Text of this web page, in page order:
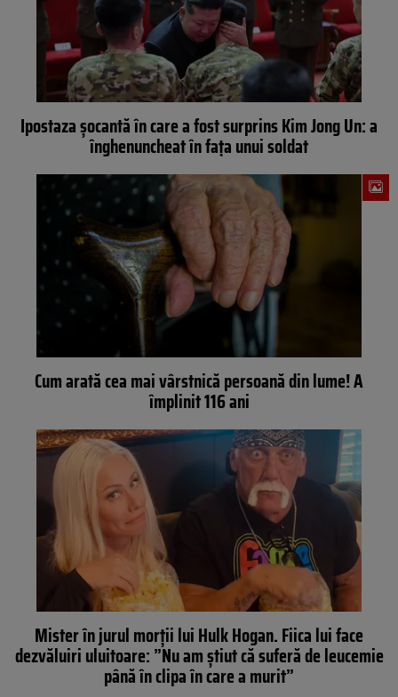
Ipostaza șocantă în care a fost surprins Kim Jong Un: a
înghenuncheat în fața unui soldat
Cum arată cea mai vârstnică persoană din lume! A
împlinit 116 ani
Mister în jurul morții lui Hulk Hogan. Fiica lui face
dezvăluiri uluitoare: ”Nu am știut că suferă de leucemie
până în clipa în care a murit”